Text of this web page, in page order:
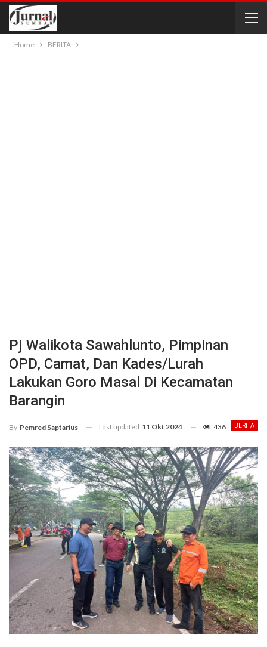
Home BERITA
Pj Walikota Sawahlunto, Pimpinan
OPD, Camat, Dan Kades/Lurah
Lakukan Goro Masal Di Kecamatan
Barangin
BERITA
By Pemred Saptarius Last updated 11 Okt 2024 436